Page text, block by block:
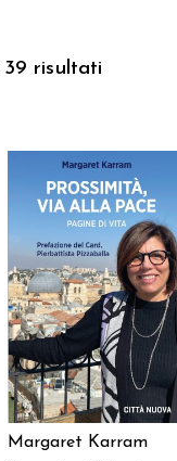
39 risultati
AGGIUNGI AL CARRELLO
Margaret Karram